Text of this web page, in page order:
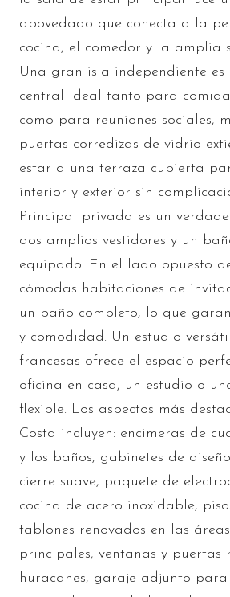
abovedado que conecta a la
cocina, el comedor y la amplia
Una gran isla independiente es
central ideal tanto para
como para reuniones sociales,
puertas corredizas de vidrio
estar a una terraza cubierta
interior y exterior sin
Principal privada es un
dos amplios vestidores y un
equipado. En el lado opuesto
cómodas habitaciones de
un baño completo, lo que
y comodidad. Un estudio
francesas ofrece el espacio
oficina en casa, un estudio o
flexible. Los aspectos más
Costa incluyen: encimeras de
y los baños, gabinetes de
cierre suave, paquete de
cocina de acero inoxidable,
tablones renovados en las
principales, ventanas y puertas
huracanes, garaje adjunto para